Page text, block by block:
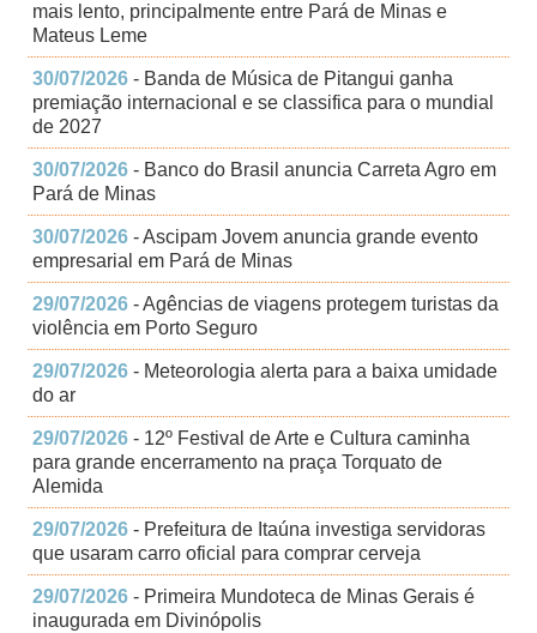
mais lento, principalmente entre Pará de Minas e
Mateus Leme
30/07/2026 - Banda de Música de Pitangui ganha
premiação internacional e se classifica para o mundial
de 2027
30/07/2026 - Banco do Brasil anuncia Carreta Agro em
Pará de Minas
30/07/2026 - Ascipam Jovem anuncia grande evento
empresarial em Pará de Minas
29/07/2026 - Agências de viagens protegem turistas da
violência em Porto Seguro
29/07/2026 - Meteorologia alerta para a baixa umidade
do ar
29/07/2026 - 12º Festival de Arte e Cultura caminha
para grande encerramento na praça Torquato de
Alemida
29/07/2026 - Prefeitura de Itaúna investiga servidoras
que usaram carro oficial para comprar cerveja
29/07/2026 - Primeira Mundoteca de Minas Gerais é
inaugurada em Divinópolis